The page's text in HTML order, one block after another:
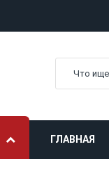
ГЛАВНАЯ